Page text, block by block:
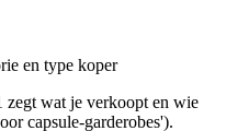
en type koper
zegt wat je verkoopt en wie
capsule-garderobes').